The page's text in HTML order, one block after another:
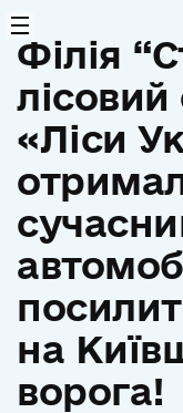
Філія
«Ліси
на
ворога!